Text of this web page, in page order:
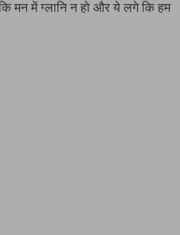
मन में ग्लानि न हो और ये लगे कि हम